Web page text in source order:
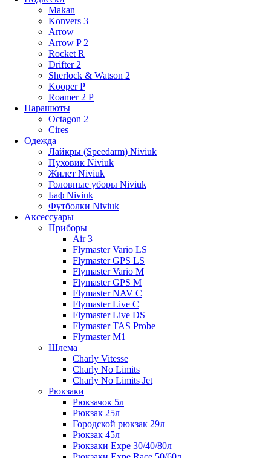
Makan
Konvers 3
Arrow
Arrow P 2
Rocket R
Drifter 2
Sherlock & Watson 2
Kooper P
Roamer 2 P
Парашюты
Octagon 2
Cires
Одежда
Лайкры (Speedarm) Niviuk
Пуховик Niviuk
Жилет Niviuk
Головные уборы Niviuk
Баф Niviuk
Футболки Niviuk
Аксессуары
Приборы
Air 3
Flymaster Vario LS
Flymaster GPS LS
Flymaster Vario M
Flymaster GPS M
Flymaster NAV C
Flymaster Live C
Flymaster Live DS
Flymaster TAS Probe
Flymaster M1
Шлема
Charly Vitesse
Charly No Limits
Charly No Limits Jet
Рюкзаки
Рюкзачок 5л
Рюкзак 25л
Городской рюкзак 29л
Рюкзак 45л
Рюкзаки Expe 30/40/80л